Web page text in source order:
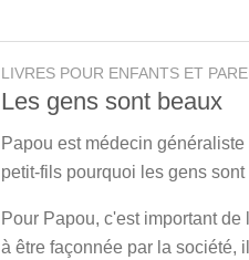
LIVRES POUR ENFANTS ET
Les gens sont beaux
Papou est médecin
petit-fils pourquoi les gens sont
Pour Papou, c'est important
à être façonnée par la société,